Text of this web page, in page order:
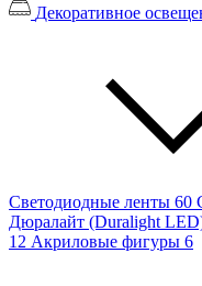
Декоративное
Светодиодные ленты 60
Дюралайт (Duralight
12 Акриловые фигуры 6